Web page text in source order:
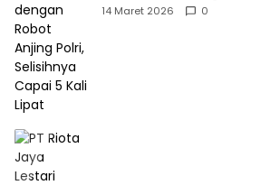
Selisihnya Capai 5 Kali Lipat
14 Maret 2026 0